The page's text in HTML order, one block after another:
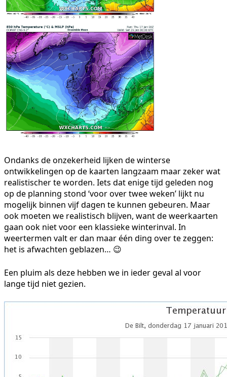
Ondanks de onzekerheid lijken de winterse
ontwikkelingen op de kaarten langzaam maar zeker wat
realistischer te worden. Iets dat enige tijd geleden nog
op de planning stond ‘voor over twee weken’ lijkt nu
mogelijk binnen vijf dagen te kunnen gebeuren. Maar
ook moeten we realistisch blijven, want de weerkaarten
gaan ook niet voor een klassieke winterinval. In
weertermen valt er dan maar één ding over te zeggen:
het is afwachten geblazen… 😉
Een pluim als deze hebben we in ieder geval al voor
lange tijd niet gezien.